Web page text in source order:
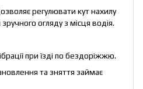
регулювати кут нахилу
огляду з місця водія.
при їзді по бездоріжжю.
та зняття займає